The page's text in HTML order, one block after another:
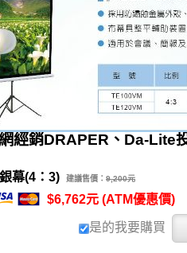
經銷DRAPER、Da-Lite
幕(4：3) 建議售價： 9,200元
$6,762元 (ATM優惠價)
是的我要購買